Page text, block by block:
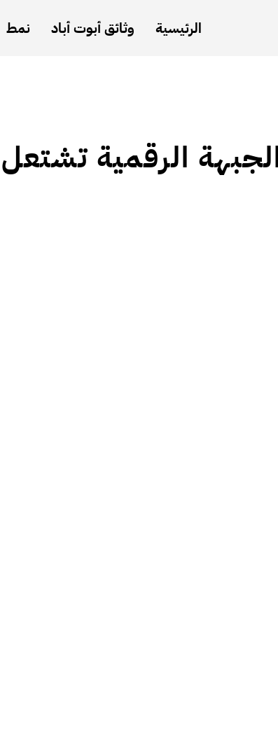
الرئيسية وثائق أبوت أباد نمط
الرقمية